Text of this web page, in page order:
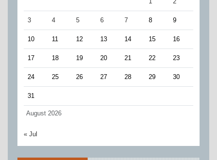
August 2026
3 4 5 6 7 8 9
10 11 12 13 14 15 16
17 18 19 20 21 22 23
24 25 26 27 28 29 30
31
« Jul